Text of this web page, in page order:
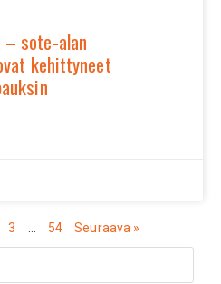
– sote-alan
kehittyneet
3 … 54 Seuraava »